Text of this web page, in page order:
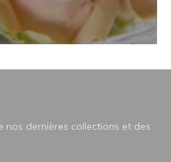
dernières collections et des